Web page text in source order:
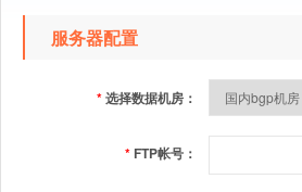
服务器配置
*选择数据机房：
* FTP帐号：